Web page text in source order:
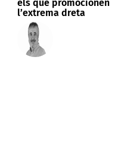
els que promocionen
l’extrema dreta